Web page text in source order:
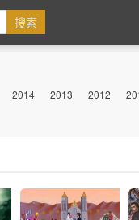
2014 2013 2012